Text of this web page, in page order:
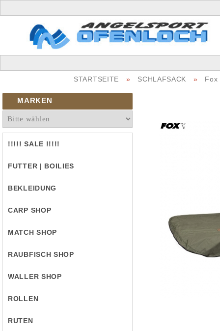
STARTSEITE » SCHLAFSACK » Fox
MARKEN
!!!!! SALE !!!!!
FUTTER | BOILIES
BEKLEIDUNG
CARP SHOP
MATCH SHOP
RAUBFISCH SHOP
WALLER SHOP
ROLLEN
RUTEN